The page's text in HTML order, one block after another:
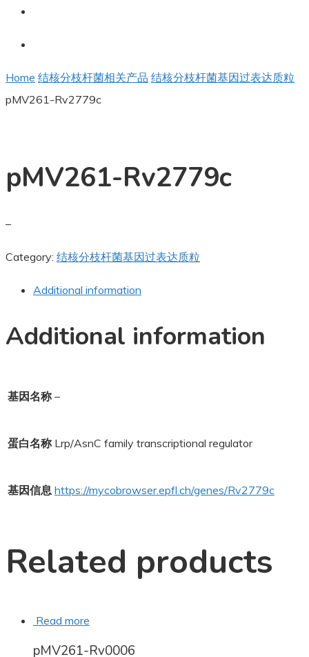
Home 结核分枝杆菌相关产品 结核分枝杆菌基因过表达质粒
pMV261-Rv2779c
pMV261-Rv2779c
–
Category: 结核分枝杆菌基因过表达质粒
Additional information
Additional information
基因名称 –
蛋白名称 Lrp/AsnC family transcriptional regulator
基因信息 https://mycobrowser.epfl.ch/genes/Rv2779c
Related products
Read more
pMV261-Rv0006